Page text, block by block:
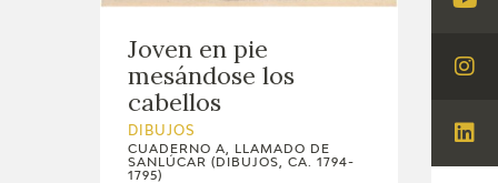
Joven en pie
mesándose los
cabellos
DIBUJOS
CUADERNO A, LLAMADO DE
SANLÚCAR (DIBUJOS, CA. 1794-
1795)